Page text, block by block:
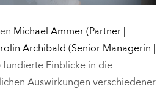
Michael Ammer (Partner |
Archibald (Senior Managerin |
fundierte Einblicke in die
Auswirkungen verschiedener